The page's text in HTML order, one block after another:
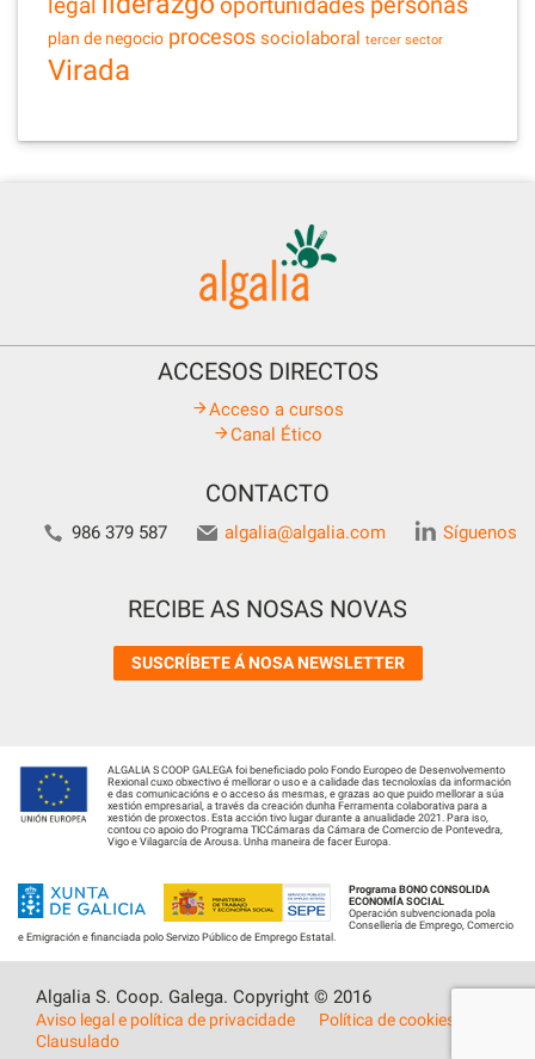
oportunidades
plan de negocio procesos sociolaboral tercer sector
Virada
ACCESOS DIRECTOS
Acceso a cursos
Canal Ético
CONTACTO
986 379 587 algalia@algalia.com Síguenos
RECIBE AS NOSAS NOVAS
SUSCRÍBETE Á NOSA NEWSLETTER
ALGALIA S COOP GALEGA foi beneficiado polo Fondo Europeo de Desenvolvemento
Rexional cuxo obxectivo é mellorar o uso e a calidade das tecnoloxías da información
e das comunicacións e o acceso ás mesmas, e grazas ao que puido mellorar a súa
xestión empresarial, a través da creación dunha Ferramenta colaborativa para a
xestión de proxectos. Esta acción tivo lugar durante a anualidade 2021. Para iso,
contou co apoio do Programa TICCámaras da Cámara de Comercio de Pontevedra,
Vigo e Vilagarcía de Arousa. Unha maneira de facer Europa.
Programa BONO CONSOLIDA
ECONOMÍA SOCIAL
Operación subvencionada pola
Consellería de Emprego, Comercio
e Emigración e financiada polo Servizo Público de Emprego Estatal.
Algalia S. Coop. Galega. Copyright © 2016
Aviso legal e política de privacidade
Política de cookies
Clausulado